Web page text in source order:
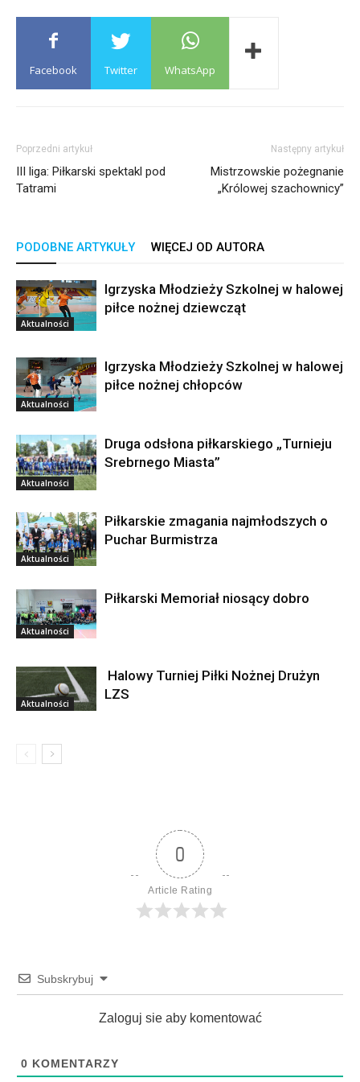
Facebook Twitter WhatsApp
Poprzedni artykuł
III liga: Piłkarski spektakl pod
Tatrami
Następny artykuł
Mistrzowskie pożegnanie
„Królowej szachownicy”
PODOBNE ARTYKUŁY WIĘCEJ OD AUTORA
Aktualności
Igrzyska Młodzieży Szkolnej w halowej
piłce nożnej dziewcząt
Aktualności
Igrzyska Młodzieży Szkolnej w halowej
piłce nożnej chłopców
Aktualności
Druga odsłona piłkarskiego „Turnieju
Srebrnego Miasta”
Aktualności
Piłkarskie zmagania najmłodszych o
Puchar Burmistrza
Aktualności
Piłkarski Memoriał niosący dobro
Aktualności
Halowy Turniej Piłki Nożnej Drużyn
LZS
0
Article Rating
Subskrybuj
Zaloguj sie aby komentować
0 KOMENTARZY